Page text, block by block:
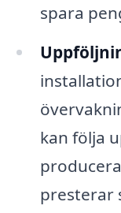
spara
kan följa
presterar